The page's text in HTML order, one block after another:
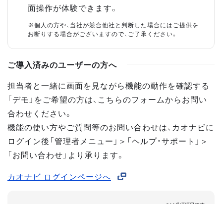
面操作が体験できます。
※個人の方や、当社が競合他社と判断した場合にはご提供を
お断りする場合がございますので、ご了承ください。
ご導入済みのユーザーの方へ
担当者と一緒に画面を見ながら機能の動作を確認する
「デモ」をご希望の方は、こちらのフォームからお問い
合わせください。
機能の使い方やご質問等のお問い合わせは、カオナビに
ログイン後「管理者メニュー」＞「ヘルプ・サポート」＞
「お問い合わせ」より承ります。
カオナビ ログインページへ